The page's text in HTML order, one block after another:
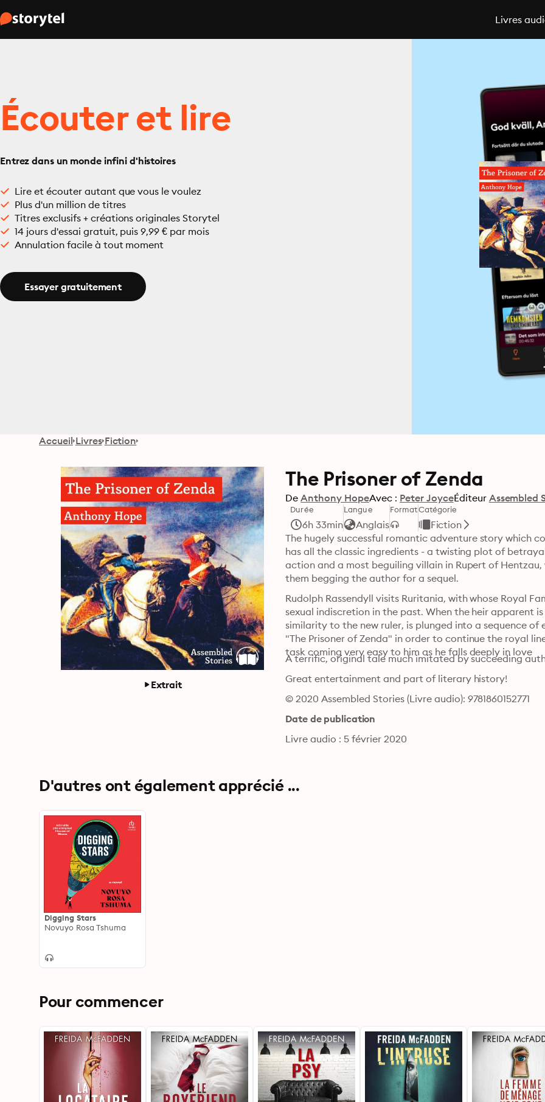
Livres
Écouter et lire
Entrez dans un monde infini d'histoires
Lire et écouter autant que vous le voulez
Plus d'un million de titres
Titres exclusifs + créations originales Storytel
14 jours d'essai gratuit, puis 9,99 € par mois
Annulation facile à tout moment
Essayer gratuitement
Accueil Livres Fiction
Extrait
The Prisoner of Zenda
De Anthony HopeAvec : Peter JoyceÉditeur Assembled
Durée
6h 33min
Langue
Anglais
FormatCatégorie
Fiction
The hugely successful romantic adventure story which
has all the classic ingredients - a twisting plot of
action and a most beguiling villain in Rupert of
Rudolph Rassendyll visits Ruritania, with whose Royal
sexual indiscretion in the past. When the heir apparent
similarity to the new ruler, is plunged into a sequence of
"The Prisoner of Zenda" in order to continue the royal
Great entertainment and part of literary history!
© 2020 Assembled Stories (Livre audio): 9781860152771
Date de publication
Livre audio : 5 février 2020
D'autres ont également apprécié ...
Digging Stars
Novuyo Rosa Tshuma
Pour commencer